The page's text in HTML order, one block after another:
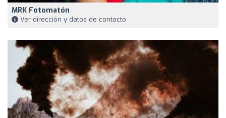
MRK Fotomatón
Ver dirección y datos de contacto